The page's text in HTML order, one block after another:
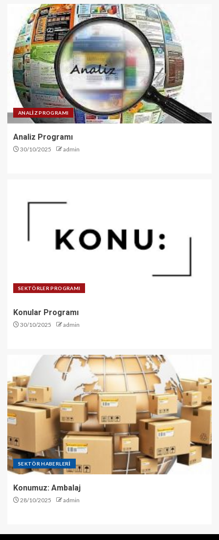
ANALİZ PROGRAMI
Analiz Programı
30/10/2025 admin
SEKTÖRLER PROGRAMI
Konular Programı
30/10/2025 admin
SEKTÖR HABERLERİ
Konumuz: Ambalaj
28/10/2025 admin